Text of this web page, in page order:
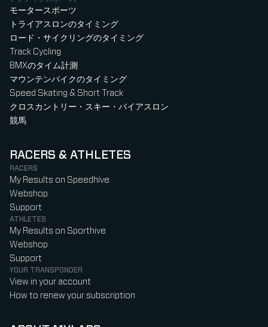
モータースポーツ
トライアスロンのタイミング
ロード・サイクリングのタイミング
Track Cycling
BMXのタイム計測
マウンテンバイクのタイミング
Speed Skating & Short Track
クロスカントリー・スキー・バイアスロン
競馬
RACERS & ATHLETES
RACERS
My Results on Speedhive
Webshop
Support
ATHLETES
My Results on Sporthive
Webshop
Support
YOUR TRANSPONDER
View in your account
How to renew your subscription